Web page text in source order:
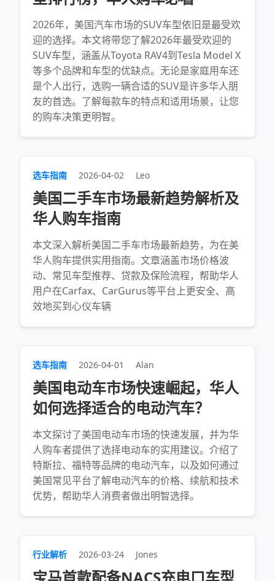
2026年，美国汽车市场的SUV车型依旧是最受欢
迎的选择。本文将带您了解2026年最受欢迎的
SUV车型，涵盖从Toyota RAV4到Tesla Model X
等多个品牌和车型的优缺点。无论是家庭用车还
是个人出行，选购一辆合适的SUV是许多华人朋
友的首选。了解每款车的特点和适用场景，让您
的购车决策更明智。
选车指南 2026-04-02 Leo
美国二手车市场最新趋势解析及
华人购车指南
本文深入解析美国二手车市场最新趋势，为在美
华人购车提供实用指南。文章涵盖市场价格波
动、常见车型推荐、贷款及保险流程，帮助华人
用户在Carfax、CarGurus等平台上更安全、高
效地买到心仪车辆
选车指南 2026-04-01 Alan
美国电动车市场快速崛起，华人
如何选择适合的电动汽车？
本文探讨了美国电动车市场的快速发展，并为华
人购车者提供了选择电动车的实用建议。介绍了
特斯拉、福特等品牌的电动汽车，以及如何通过
美国常见平台了解电动汽车的价格、续航和技术
优势，帮助华人消费者做出明智选择。
行业解析 2026-03-24 Jones